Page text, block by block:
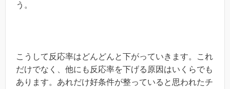
う。
こうして反応率はどんどんと下がっていきます。これ
だけでなく、他にも反応率を下げる原因はいくらでも
あります。あれだけ好条件が整っていると思われたチ